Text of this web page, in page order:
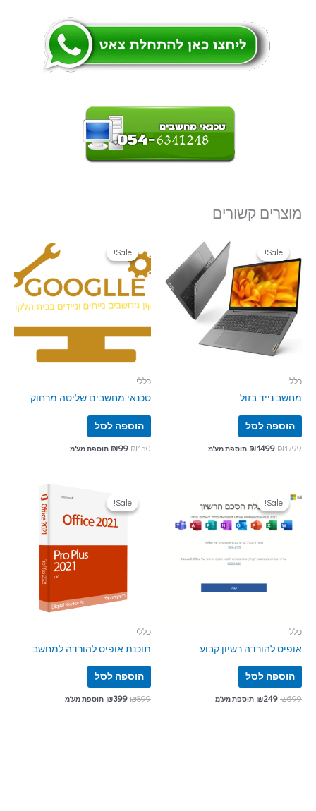
מוצרים קשורים
Sale!
Sale!
כללי
מחשב נייד בזול
הוספה לסל
₪1799
₪1499 תוספת מע"מ
Sale!
Sale!
כללי
טכנאי מחשבים שליטה מרחוק
הוספה לסל
₪150
₪99 תוספת מע"מ
Sale!
Sale!
כללי
אופיס להורדה רשיון קבוע
הוספה לסל
₪699
₪249 תוספת מע"מ
Sale!
Sale!
כללי
תוכנת אופיס להורדה למחשב
הוספה לסל
₪899
₪399 תוספת מע"מ